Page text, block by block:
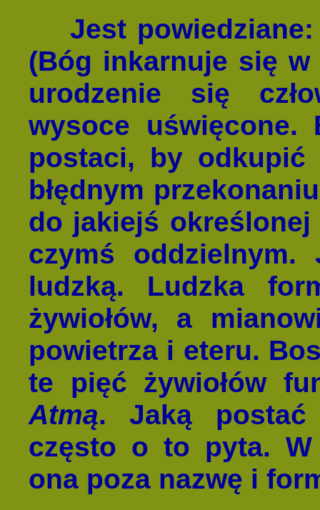
Jest
(Bóg inkarnuje się
urodzenie się
wysoce
postaci, by
błędnym
do jakiejś
czymś oddzielnym.
ludzką. Ludzka
żywiołów, a
powietrza i eteru.
te pięć żywiołów
Atmą. Jaką
często o to pyta. W
ona poza nazwę i